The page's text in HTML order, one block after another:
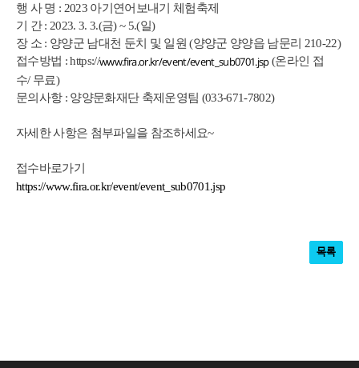
행 사 명 : 2023 아기연어보내기 체험축제
기 간: 2023. 3. 3.(금) ~ 5.(일)
장 소 : 양양군 남대천 둔치 및 일원(양양군 양양읍 남문리 210-22)
접수방법 : https://www.fira.or.kr/event/event_sub0701.jsp(온라인 접
수/ 무료)
문의사항 : 양양문화재단 축제운영팀 (033-671-7802)
자세한 사항은 첨부파일을 참조하세요~
접수바로가기
https://www.fira.or.kr/event/event_sub0701.jsp
목록